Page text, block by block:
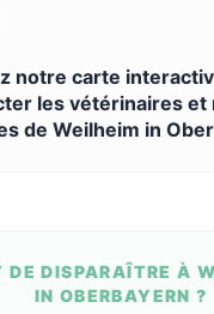
notre carte
les vétérinaires et
de Weilheim in
DE DISPARAÎTRE À
IN OBERBAYERN ?